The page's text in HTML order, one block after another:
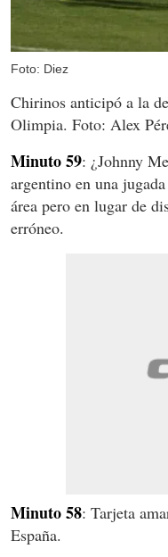
Foto: Diez
Chirinos anticipó a la
Olimpia. Foto: Alex
Minuto 59: ¿Johnny
argentino en una
área pero en lugar de
erróneo.
Minuto 58: Tarjeta
España.